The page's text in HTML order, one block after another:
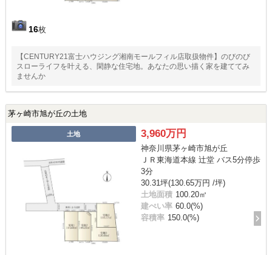
16枚
【CENTURY21富士ハウジング湘南モールフィル店取扱物件】のびのび
スローライフを叶える、閑静な住宅地。あなたの思い描く家を建ててみ
ませんか
茅ヶ崎市旭が丘の土地
土地 3,960万円
神奈川県茅ヶ崎市旭が丘
ＪＲ東海道本線 辻堂 バス5分停歩
3分
30.31坪(130.65万円 /坪)
土地面積 100.20㎡
建ぺい率 60.0(%)
容積率 150.0(%)